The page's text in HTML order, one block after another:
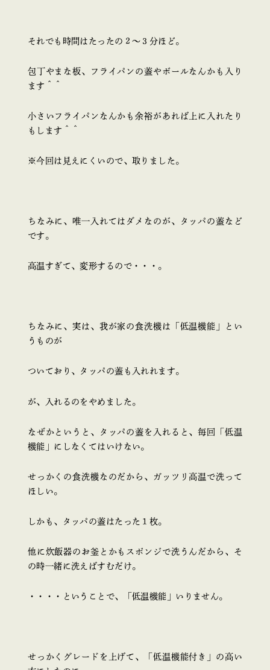
それでも時間はたったの２～３分ほど。
包丁やまな板、フライパンの蓋やボールなんかも入り
ます＾＾
小さいフライパンなんかも余裕があれば上に入れたり
もします＾＾
※今回は見えにくいので、取りました。
ちなみに、唯一入れてはダメなのが、タッパの蓋など
です。
高温すぎて、変形するので・・・。
ちなみに、実は、我が家の食洗機は「低温機能」とい
うものが
ついており、タッパの蓋も入れれます。
が、入れるのをやめました。
なぜかというと、タッパの蓋を入れると、毎回「低温
機能」にしなくてはいけない。
せっかくの食洗機なのだから、ガッツリ高温で洗って
ほしい。
しかも、タッパの蓋はたった１枚。
他に炊飯器のお釜とかもスポンジで洗うんだから、そ
の時一緒に洗えばすむだけ。
・・・・ということで、「低温機能」いりません。
せっかくグレードを上げて、「低温機能付き」の高い